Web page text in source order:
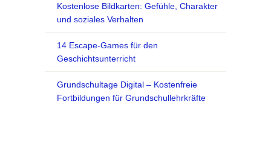
Kostenlose Bildkarten: Gefühle, Charakter
und soziales Verhalten
14 Escape-Games für den
Geschichtsunterricht
Grundschultage Digital – Kostenfreie
Fortbildungen für Grundschullehrkräfte